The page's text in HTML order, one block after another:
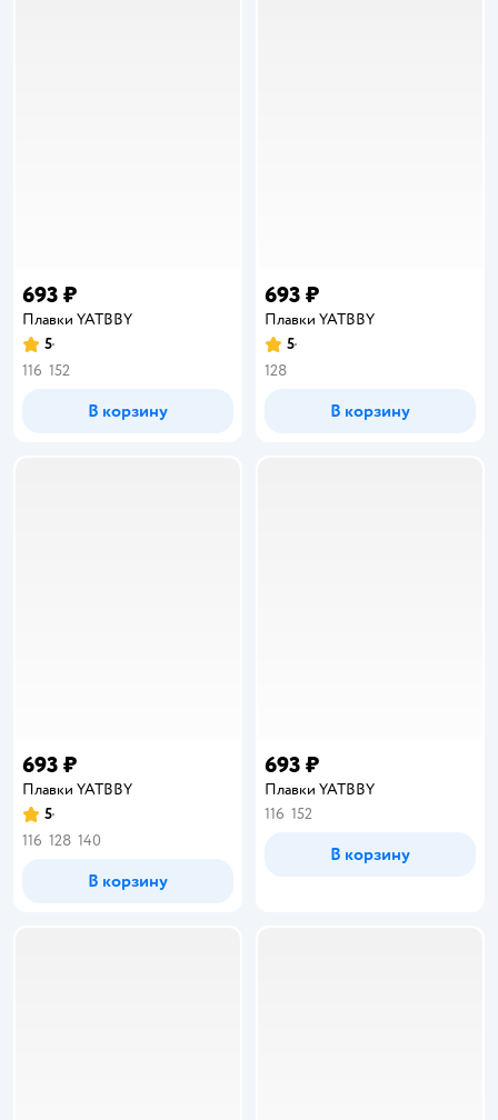
693 ₽
Плавки YATBBY
Рейтинг:
5
116 152
В корзину
693 ₽
Плавки YATBBY
Рейтинг:
5
128
В корзину
693 ₽
Плавки YATBBY
Рейтинг:
5
116 128 140
В корзину
693 ₽
Плавки YATBBY
116 152
В корзину